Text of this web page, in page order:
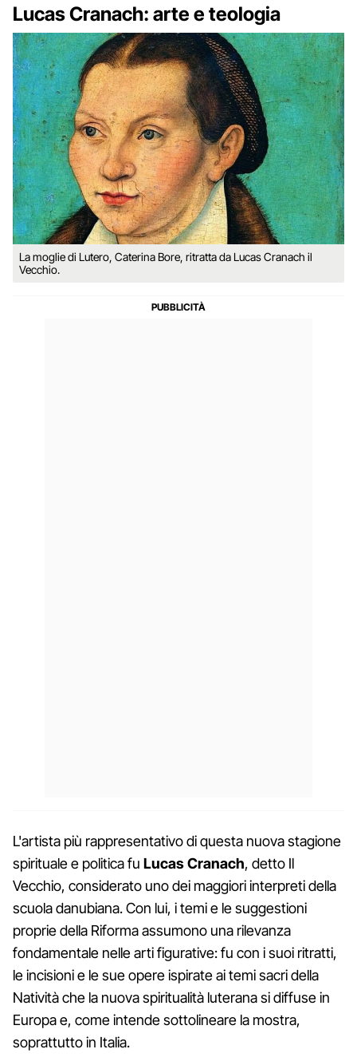
Lucas Cranach: arte e teologia
La moglie di Lutero, Caterina Bore, ritratta da Lucas Cranach il
Vecchio.
L'artista più rappresentativo di questa nuova stagione
spirituale e politica fu Lucas Cranach, detto Il
Vecchio, considerato uno dei maggiori interpreti della
scuola danubiana. Con lui, i temi e le suggestioni
proprie della Riforma assumono una rilevanza
fondamentale nelle arti figurative: fu con i suoi ritratti,
le incisioni e le sue opere ispirate ai temi sacri della
Natività che la nuova spiritualità luterana si diffuse in
Europa e, come intende sottolineare la mostra,
soprattutto in Italia.